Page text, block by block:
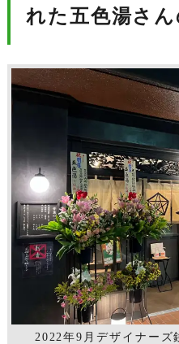
れた五色湯さ
2022年9月デザイナーズ